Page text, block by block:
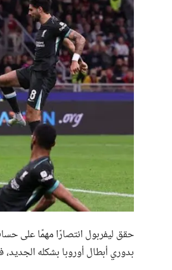
حقق ليفربول انتصارًا مهمًا على
بدوري أبطال أوروبا بشكله